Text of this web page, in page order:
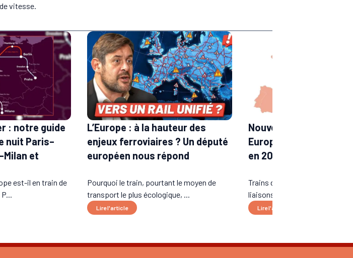
vitesse.
: notre guide
nuit Paris–
et
est-il en train de
L’Europe : à la hauteur des
enjeux ferroviaires ? Un député
européen nous répond
Pourquoi le train, pourtant le moyen de
transport le plus écologique, ...
Lire l'article
Nouvelles lignes de
Europe : les liaisons
en 2026
Trains de nuit longue distance,
liaisons transfrontalières...
Lire l'article